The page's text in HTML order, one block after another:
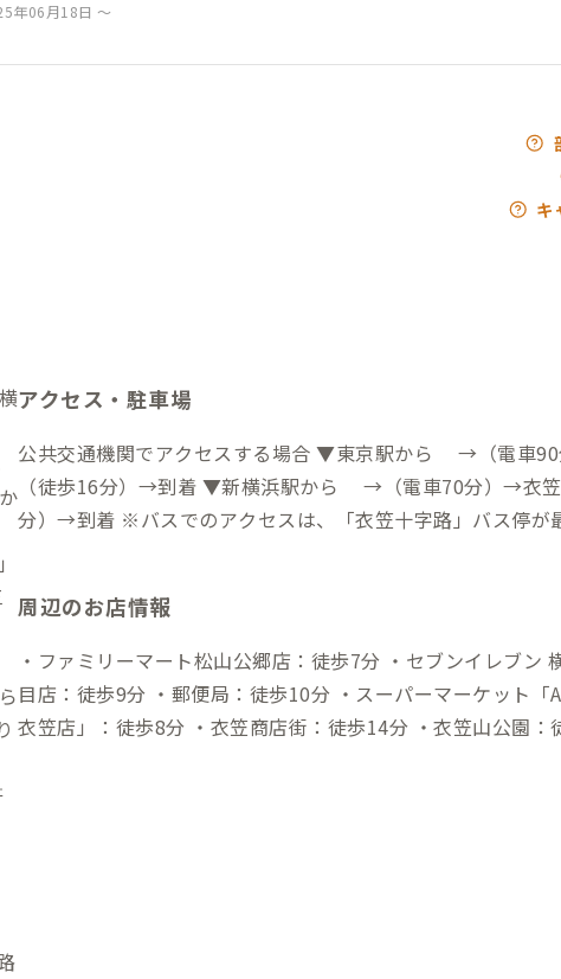
年06月18日 ～
キ
アクセス・駐車場
公共交通機関でアクセスする場合 ▼東京駅から →（電車
（徒歩16分）→到着 ▼新横浜駅から →（電車70分）→衣
分）→到着 ※バスでのアクセスは、「衣笠十字路」バス停が
周辺のお店情報
・ファミリーマート松山公郷店：徒歩7分 ・セブンイレブン
目店：徒歩9分 ・郵便局：徒歩10分 ・スーパーマーケット「
衣笠店」：徒歩8分 ・衣笠商店街：徒歩14分 ・衣笠山公園：